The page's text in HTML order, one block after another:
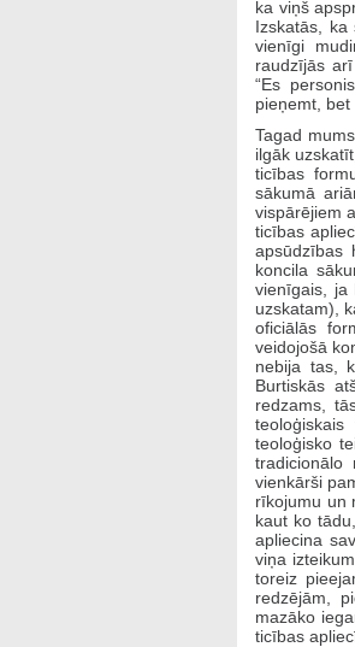
ka viņš
Izskatās,
vienīgi
raudzījās
“Es
pieņemt,
Tagad
ilgāk
ticības
sākumā
vispārējiem
ticības
apsūdzības
koncila
vienīgais, ja
uzskatam),
oficiālās
veidojošā
nebija tas,
Burtiskās
redzams,
teoloģisko
vienkārši
rīkojumu un
kaut ko
apliecina
viņa
toreiz
redzējām,
mazāko
ticības